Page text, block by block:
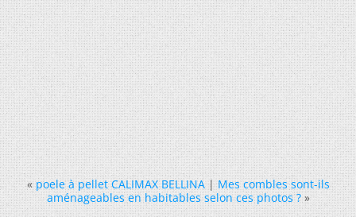
« poele à pellet CALIMAX BELLINA|Mes combles sont-ils
aménageables en habitables selon ces photos ? »